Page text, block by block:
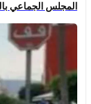
المجلس الجماعي